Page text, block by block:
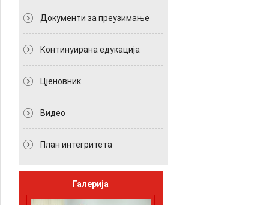
Документи за преузимање
Континуирана едукација
Цјеновник
Видео
План интегритета
Галерија